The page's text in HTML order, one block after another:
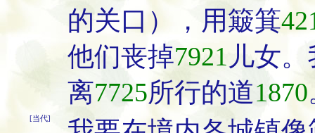
的关口），用簸箕
他们丧掉7921 儿女
离7725所行的道1870
[当代]